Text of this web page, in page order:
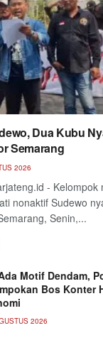
Dua Kubu
Semarang
2026
-
nonaktif Sudewo
Senin,...
Motif Dendam,
Bos Konter
2026